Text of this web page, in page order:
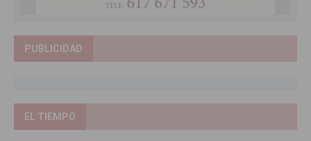
PUBLICIDAD
EL TIEMPO